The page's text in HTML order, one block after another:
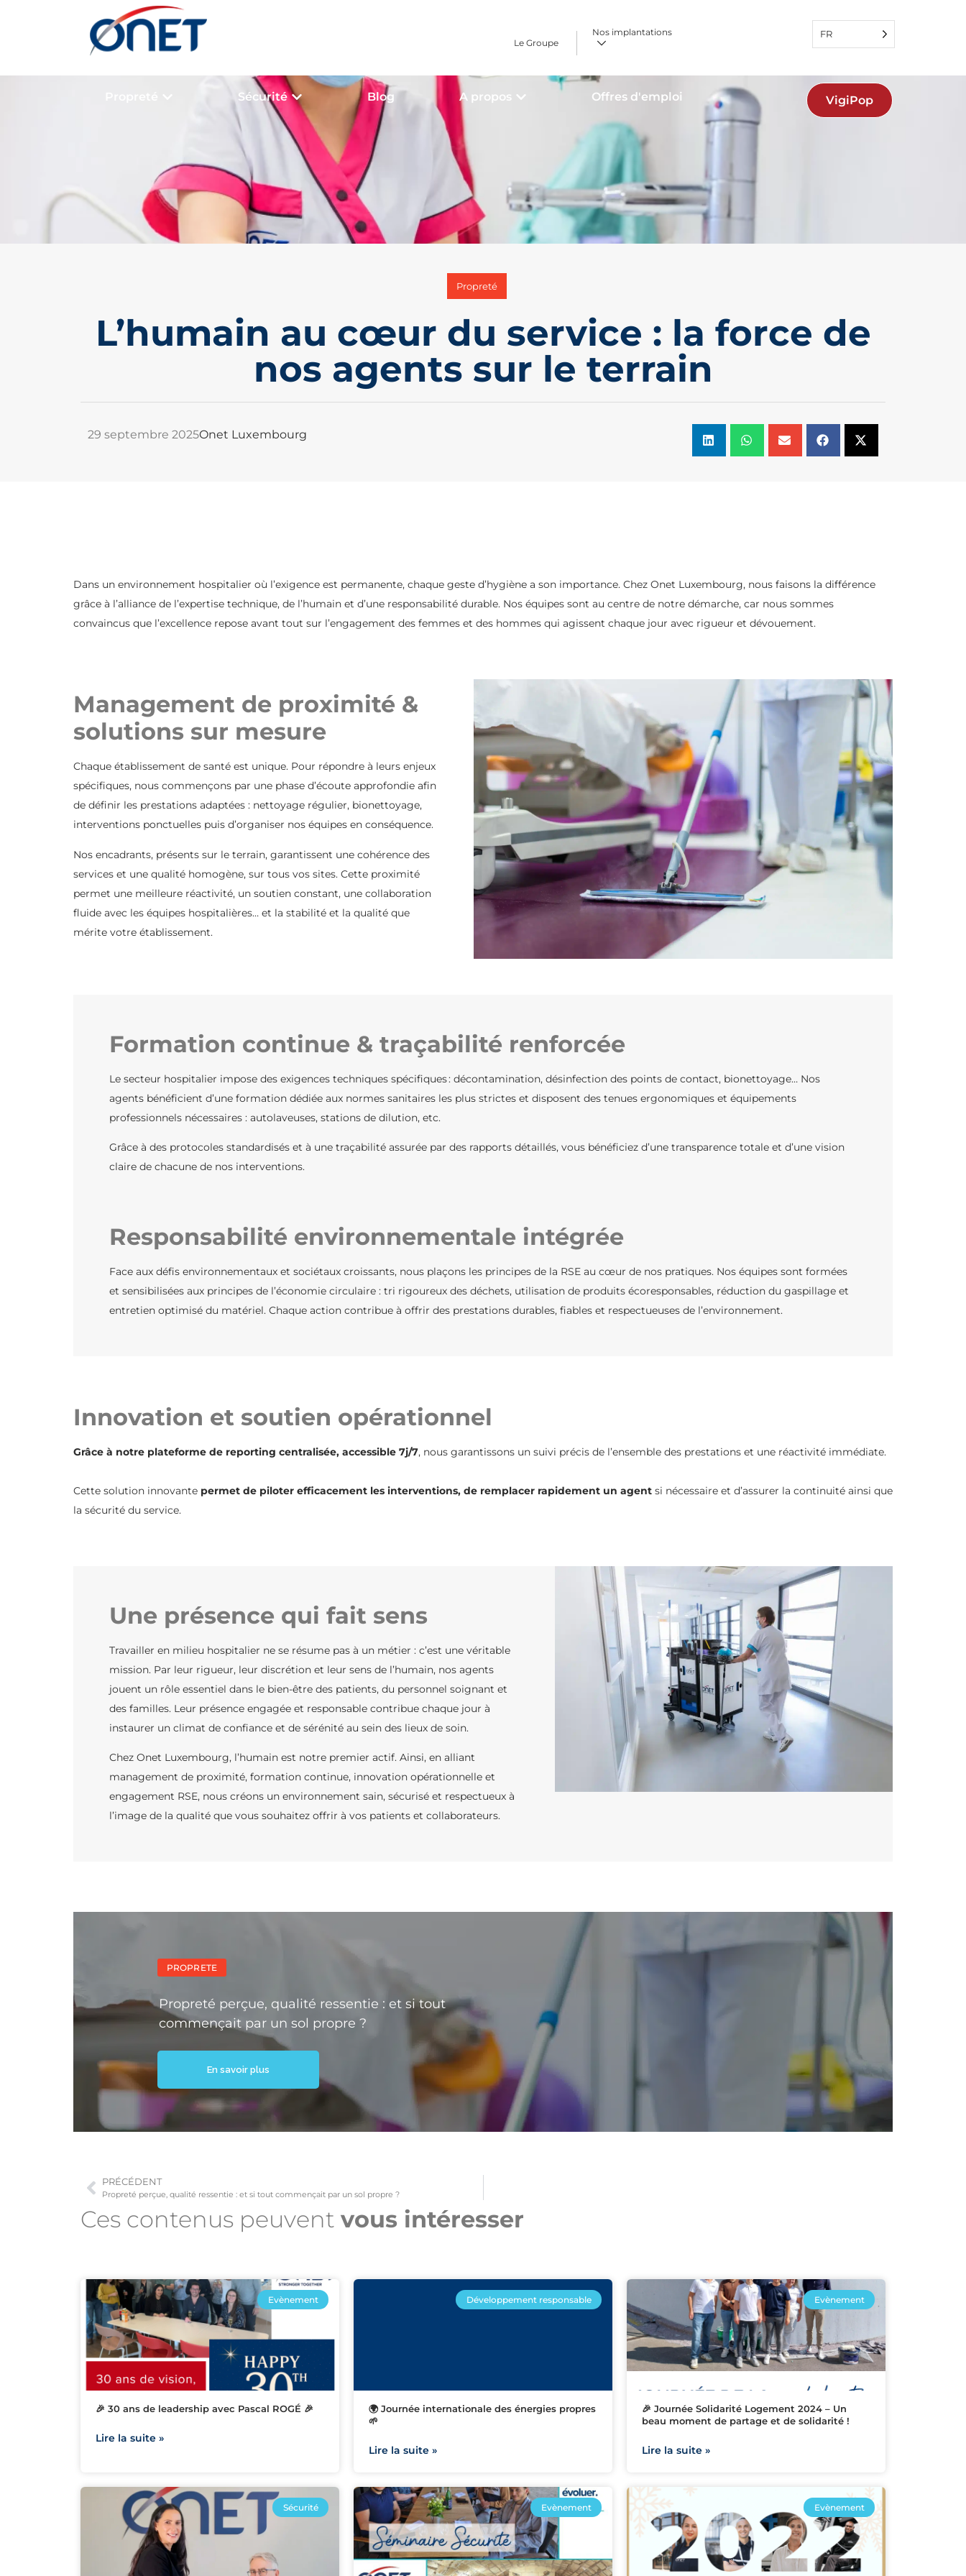
Le Groupe
Nos implantations FR
Sécurité Blog A propos Offres d'emploi VigiPop
Propreté
L’humain au cœur du service : la force de
nos agents sur le terrain
29 septembre 2025Onet Luxembourg
Dans un environnement hospitalier où l’exigence est permanente, chaque geste d’hygiène a son importance. Chez Onet Luxembourg, nous faisons la différence
grâce à l’alliance de l’expertise technique, de l’humain et d’une responsabilité durable. Nos équipes sont au centre de notre démarche, car nous sommes
convaincus que l’excellence repose avant tout sur l’engagement des femmes et des hommes qui agissent chaque jour avec rigueur et dévouement.
Management de proximité &
solutions sur mesure
Chaque établissement de santé est unique. Pour répondre à leurs enjeux
spécifiques, nous commençons par une phase d’écoute approfondie afin
de définir les prestations adaptées : nettoyage régulier, bionettoyage,
interventions ponctuelles puis d’organiser nos équipes en conséquence.
Nos encadrants, présents sur le terrain, garantissent une cohérence des
services et une qualité homogène, sur tous vos sites. Cette proximité
permet une meilleure réactivité, un soutien constant, une collaboration
fluide avec les équipes hospitalières… et la stabilité et la qualité que
mérite votre établissement.
Formation continue & traçabilité renforcée
Le secteur hospitalier impose des exigences techniques spécifiques : décontamination, désinfection des points de contact, bionettoyage… Nos
agents bénéficient d’une formation dédiée aux normes sanitaires les plus strictes et disposent des tenues ergonomiques et équipements
professionnels nécessaires : autolaveuses, stations de dilution, etc.
Grâce à des protocoles standardisés et à une traçabilité assurée par des rapports détaillés, vous bénéficiez d’une transparence totale et d’une vision
claire de chacune de nos interventions.
Responsabilité environnementale intégrée
Face aux défis environnementaux et sociétaux croissants, nous plaçons les principes de la RSE au cœur de nos pratiques. Nos équipes sont formées
et sensibilisées aux principes de l’économie circulaire : tri rigoureux des déchets, utilisation de produits écoresponsables, réduction du gaspillage et
entretien optimisé du matériel. Chaque action contribue à offrir des prestations durables, fiables et respectueuses de l’environnement.
Innovation et soutien opérationnel
Grâce à notre plateforme de reporting centralisée, accessible 7j/7, nous garantissons un suivi précis de l’ensemble des prestations et une réactivité immédiate.
Cette solution innovante permet de piloter efficacement les interventions, de remplacer rapidement un agent si nécessaire et d’assurer la continuité ainsi que
la sécurité du service.
Une présence qui fait sens
Travailler en milieu hospitalier ne se résume pas à un métier : c’est une véritable
mission. Par leur rigueur, leur discrétion et leur sens de l’humain, nos agents
jouent un rôle essentiel dans le bien-être des patients, du personnel soignant et
des familles. Leur présence engagée et responsable contribue chaque jour à
instaurer un climat de confiance et de sérénité au sein des lieux de soin.
Chez Onet Luxembourg, l’humain est notre premier actif. Ainsi, en alliant
management de proximité, formation continue, innovation opérationnelle et
engagement RSE, nous créons un environnement sain, sécurisé et respectueux à
l’image de la qualité que vous souhaitez offrir à vos patients et collaborateurs.
PROPRETE
Propreté perçue, qualité ressentie : et si tout
commençait par un sol propre ?
En savoir plus
PRÉCÉDENT
Propreté perçue, qualité ressentie : et si tout commençait par un sol propre ?
Ces contenus peuvent vous intéresser​
Evènement
🎉 30 ans de leadership avec Pascal ROGÉ 🎉
Lire la suite »
Développement responsable
🌍 Journée internationale des énergies propres
🌱
Lire la suite »
Evènement
🎉 Journée Solidarité Logement 2024 – Un
beau moment de partage et de solidarité !
Lire la suite »
Sécurité Evènement Evènement